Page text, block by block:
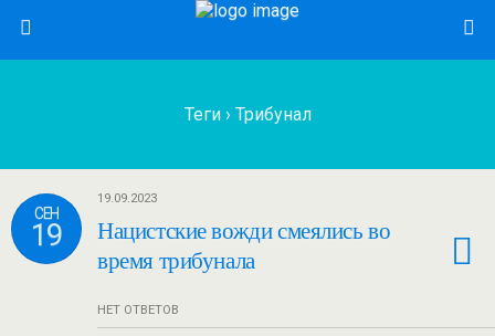
Теги › Трибунал
СЕН
19
19.09.2023
Нацистские вожди смеялись во
время трибунала
НЕТ ОТВЕТОВ